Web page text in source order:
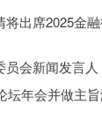
出席2025金
员会新闻发言
坛年会并做主